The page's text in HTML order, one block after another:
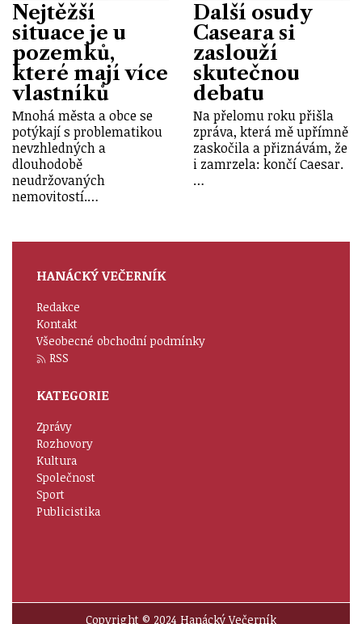
Nejtěžší
situace je u
pozemků,
které mají více
vlastníků
Mnohá města a obce se
potýkají s problematikou
nevzhledných a
dlouhodobě
neudržovaných
nemovitostí.…
Další osudy
Caseara si
zaslouží
skutečnou
debatu
Na přelomu roku přišla
zpráva, která mě upřímně
zaskočila a přiznávám, že
i zamrzela: končí Caesar.
…
HANÁCKÝ VEČERNÍK
Redakce
Kontakt
Všeobecné obchodní podmínky
RSS
KATEGORIE
Zprávy
Rozhovory
Kultura
Společnost
Sport
Publicistika
Copyright © 2024 Hanácký Večerník